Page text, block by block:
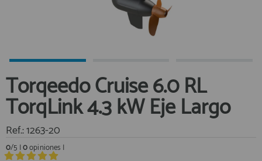
Kayaks
Libros
Mantenimiento y Limpieza
Motonautica
Motores
Navegacion
Al crear una cuenta en francobordo.com podrás realizar tus
compras rápidamente en nuestra tienda virtual, revisar el estado de
registro cliente
Torqeedo Cruise 6.0 RL
TorqLink 4.3 kW Eje Largo
Ref.: 1263-20
0/5 |0opiniones |